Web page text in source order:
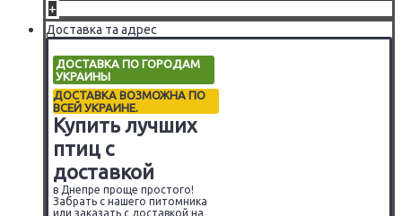
+
Доставка та адрес
ДОСТАВКА ПО ГОРОДАМ
УКРАИНЫ
ДОСТАВКА ВОЗМОЖНА ПО
ВСЕЙ УКРАИНЕ.
Купить лучших
птиц с
доставкой
в Днепре проще простого!
Забрать с нашего питомника
или заказать с доставкой на